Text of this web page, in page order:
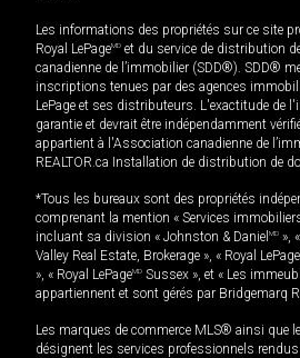
Les informations des propriétés sur ce site
Royal LePageMD et du service de distribution
canadienne de l’immobilier (SDD®). SDD®
inscriptions tenues par des agences
LePage et ses distributeurs. L'exactitude de
garantie et devrait être indépendamment
appartient à l'Association canadienne de
REALTOR.ca Installation de distribution de
*Tous les bureaux sont des propriétés
comprenant la mention « Services
incluant sa division « Johnston & Daniel MD »,
Valley Real Estate, Brokerage », « Royal LePage
», « Royal LePageMD Sussex », et « Les
appartiennent et sont gérés par Bridgemarq
Les marques de commerce MLS® ainsi que
désignent les services professionnels